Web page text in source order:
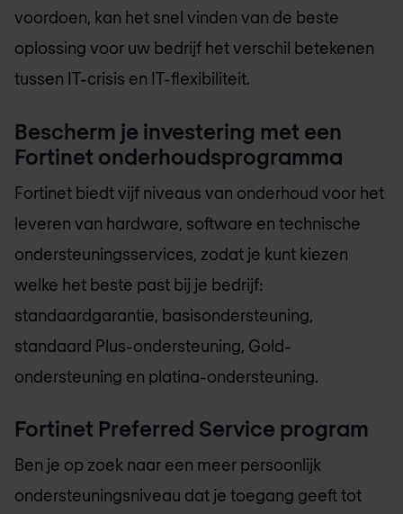
voordoen, kan het snel vinden van de beste
oplossing voor uw bedrijf het verschil betekenen
tussen IT-crisis en IT-flexibiliteit.
Bescherm je investering met een
Fortinet onderhoudsprogramma
Fortinet biedt vijf niveaus van onderhoud voor het
leveren van hardware, software en technische
ondersteuningsservices, zodat je kunt kiezen
welke het beste past bij je bedrijf:
standaardgarantie, basisondersteuning,
standaard Plus-ondersteuning, Gold-
ondersteuning en platina-ondersteuning.
Fortinet Preferred Service program
Ben je op zoek naar een meer persoonlijk
ondersteuningsniveau dat je toegang geeft tot